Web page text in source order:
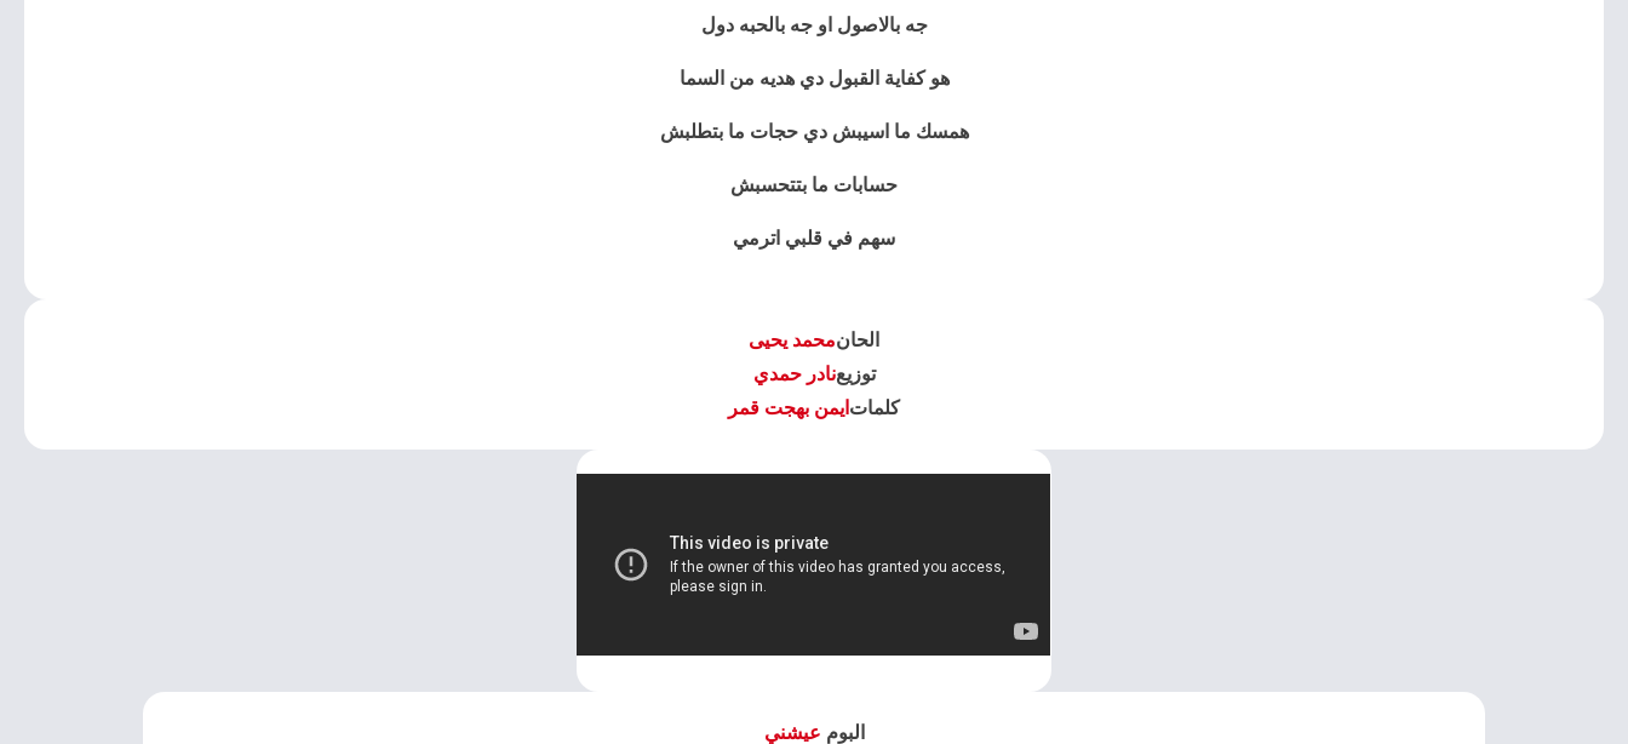
جه بالاصول او جه بالحبه دول
هو كفاية القبول دي هديه من السما
همسك ما اسيبش دي حجات ما بتطلبش
حسابات ما بتتحسبش
سهم في قلبي اترمي
الحانمحمد يحيى
توزيعنادر حمدي
كلمات ايمن بهجت قمر
البوم عيشني